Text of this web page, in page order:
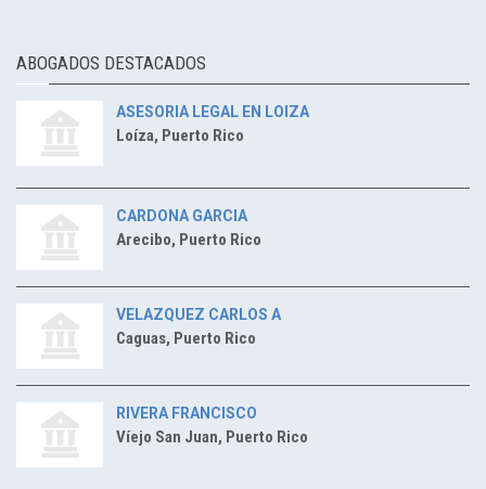
ABOGADOS DESTACADOS
ASESORIA LEGAL EN LOIZA
Loíza, Puerto Rico
CARDONA GARCIA
Arecibo, Puerto Rico
VELAZQUEZ CARLOS A
Caguas, Puerto Rico
RIVERA FRANCISCO
Víejo San Juan, Puerto Rico